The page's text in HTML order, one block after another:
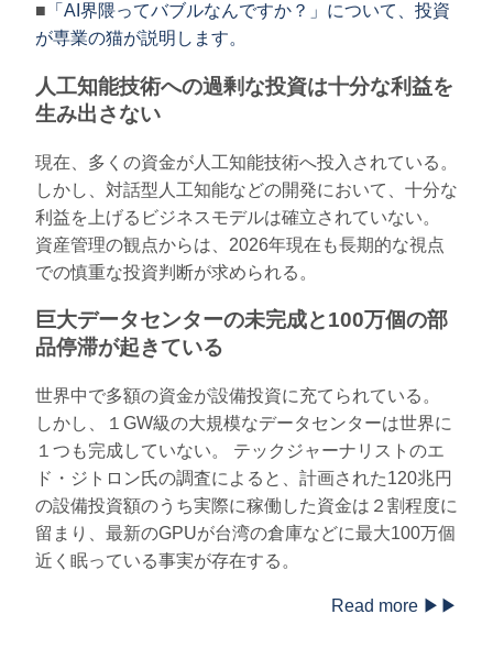
■ 「AI界隈ってバブルなんですか？」について、投資
が専業の猫が説明します。
人工知能技術への過剰な投資は十分な利益を
生み出さない
現在、多くの資金が人工知能技術へ投入されている。
しかし、対話型人工知能などの開発において、十分な
利益を上げるビジネスモデルは確立されていない。
資産管理の観点からは、2026年現在も長期的な視点
での慎重な投資判断が求められる。
巨大データセンターの未完成と100万個の部
品停滞が起きている
世界中で多額の資金が設備投資に充てられている。
しかし、１GW級の大規模なデータセンターは世界に
１つも完成していない。 テックジャーナリストのエ
ド・ジトロン氏の調査によると、計画された120兆円
の設備投資額のうち実際に稼働した資金は２割程度に
留まり、最新のGPUが台湾の倉庫などに最大100万個
近く眠っている事実が存在する。
Read more ▶▶